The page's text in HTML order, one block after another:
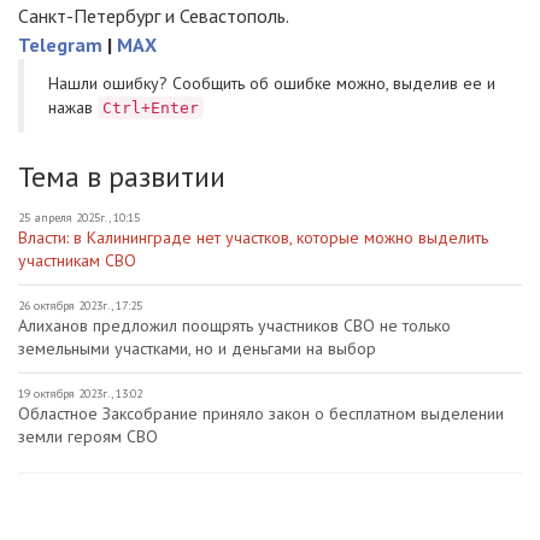
Санкт-Петербург и Севастополь.
Telegram | MAX
Нашли ошибку? Cообщить об ошибке можно, выделив ее и
нажав
Ctrl+Enter
Тема в развитии
25 апреля 2025г., 10:15
Власти: в Калининграде нет участков, которые можно выделить
участникам СВО
26 октября 2023г., 17:25
Алиханов предложил поощрять участников СВО не только
земельными участками, но и деньгами на выбор
19 октября 2023г., 13:02
Областное Заксобрание приняло закон о бесплатном выделении
земли героям СВО